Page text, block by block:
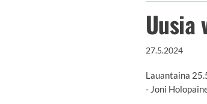
Uusia
27.5.2024
Lauantaina
- Joni